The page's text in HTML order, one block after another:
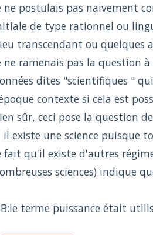
ne postulais pas naivement
de type rationnel ou
transcendant ou quelques
ne ramenais pas la question
dites "scientifiques "
contexte si cela est
sûr, ceci pose la question
il existe une science puisque
fait qu'il existe d'autres
sciences) indique
terme puissance était